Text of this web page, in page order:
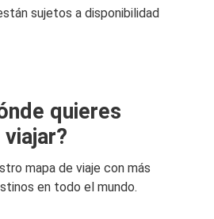
sujetos a disponibilidad
quieres
viajar?
mapa de viaje con más
en todo el mundo.